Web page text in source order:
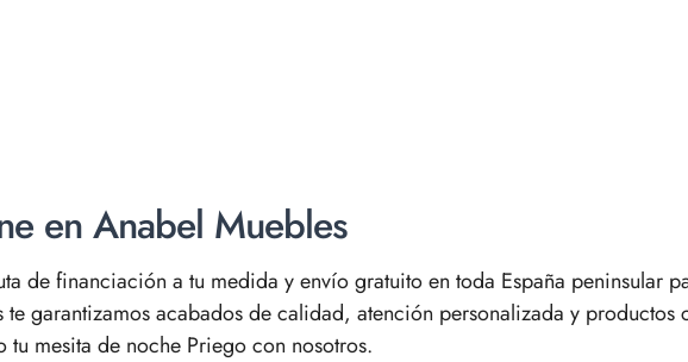
en Anabel Muebles
de financiación a tu medida y envío gratuito en toda España peninsular
garantizamos acabados de calidad, atención personalizada y productos
mesita de noche Priego con nosotros.